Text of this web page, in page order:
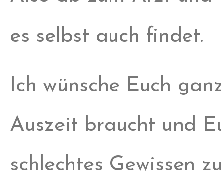
es selbst auch findet.
Ich wünsche Euch
Auszeit braucht und
schlechtes Gewissen